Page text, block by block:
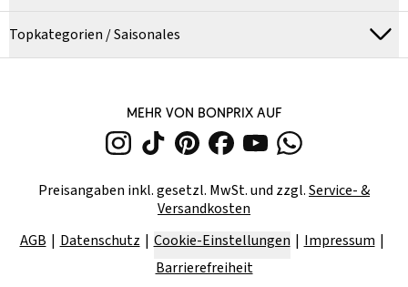
Topkategorien / Saisonales
MEHR VON BONPRIX AUF
Preisangaben inkl. gesetzl. MwSt. und zzgl.Service- &
Versandkosten
AGB
Datenschutz Cookie-Einstellungen
Impressum
Barrierefreiheit